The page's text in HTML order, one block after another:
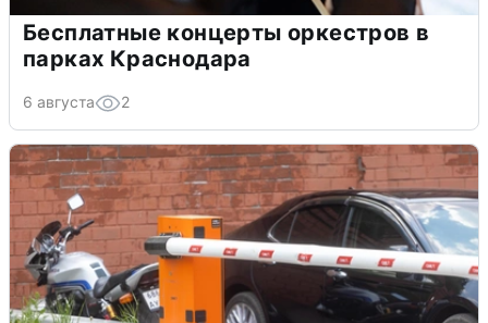
Бесплатные концерты оркестров в
парках Краснодара
6 августа 2